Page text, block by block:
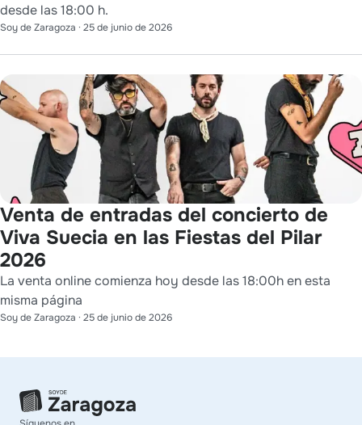
desde las 18:00 h.
Soy de Zaragoza · 25 de junio de 2026
Venta de entradas del concierto de
Viva Suecia en las Fiestas del Pilar
2026
La venta online comienza hoy desde las 18:00h en esta
misma página
Soy de Zaragoza · 25 de junio de 2026